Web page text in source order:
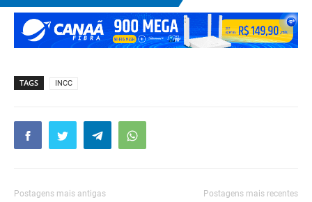
TAGS INCC
Postagens mais antigas Postagens mais recentes